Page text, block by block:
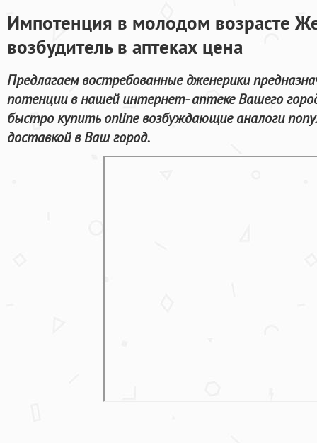
Импотенция в молодом возрасте
возбудитель в аптеках цена
Предлагаем востребованные дженерики
потенции в нашей интернет- аптеке Вашего
быстро купить online возбуждающие аналоги
доставкой в Ваш город.